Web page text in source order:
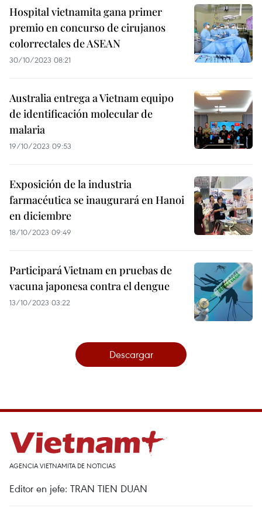
Hospital vietnamita gana primer
premio en concurso de cirujanos
colorrectales de ASEAN
30/10/2023 08:21
Australia entrega a Vietnam equipo
de identificación molecular de
malaria
19/10/2023 09:53
Exposición de la industria
farmacéutica se inaugurará en Hanoi
en diciembre
18/10/2023 09:49
Participará Vietnam en pruebas de
vacuna japonesa contra el dengue
13/10/2023 03:22
Descargar
AGENCIA VIETNAMITA DE NOTICIAS
Editor en jefe: TRAN TIEN DUAN